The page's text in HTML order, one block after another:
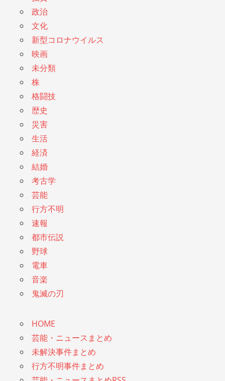
政治
文化
新型コロナウイルス
映画
未分類
株
格闘技
歴史
災害
生活
経済
結婚
考古学
芸能
行方不明
速報
都市伝説
野球
電車
音楽
鬼滅の刃
HOME
芸能・ニュースまとめ
未解決事件まとめ
行方不明事件まとめ